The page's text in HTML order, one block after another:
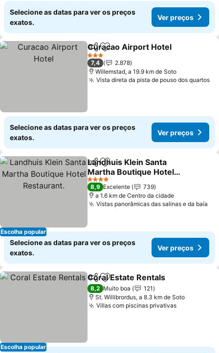
Selecione as datas para ver os preços
exatos.
Ver preços
PartilharAdicionar aos favoritos
Curacao Airport Hotel
3 Estrelas
7,4
2.878
Willemstad, a 19.9 km de Soto
Vista direta da pista de pouso dos quartos
Selecione as datas para ver os preços
exatos.
Ver preços
Escolha popular
PartilharAdicionar aos favoritos
Landhuis Klein Santa
Martha Boutique Hotel
Restaurant.
4 Estrelas
8,9 Excelente
739
a 1.6 km de Centro da cidade
Vistas panorâmicas das salinas e da baía
Selecione as datas para ver os preços
exatos.
Ver preços
Escolha popular
PartilharAdicionar aos favoritos
Coral Estate Rentals
8,2 Muito boa
121
St. Willibrordus, a 8.3 km de Soto
Villas com piscinas privativas